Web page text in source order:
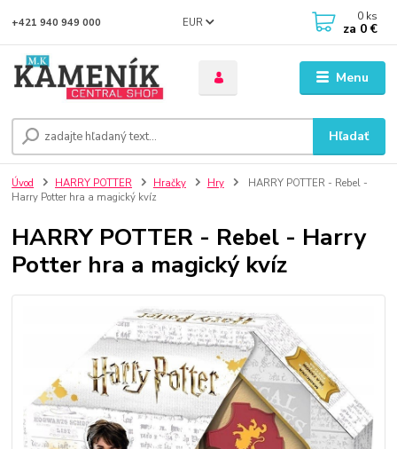
Menu
EUR
Hľadať
+421 940 949 000 0 ks
za 0 €
Úvod HARRY POTTER Hračky Hry
HARRY POTTER - Rebel -
Harry Potter hra a magický kvíz
HARRY POTTER - Rebel - Harry
Potter hra a magický kvíz